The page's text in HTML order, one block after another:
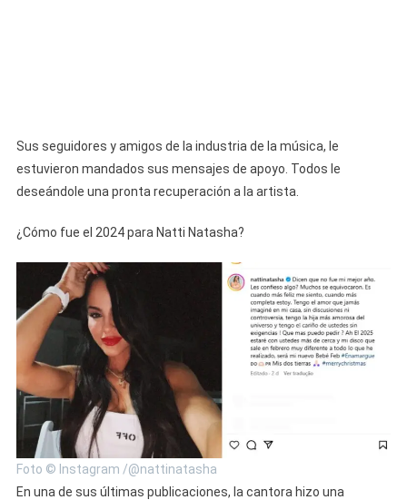
Sus seguidores y amigos de la industria de la música, le
estuvieron mandados sus mensajes de apoyo. Todos le
deseándole una pronta recuperación a la artista.
¿Cómo fue el 2024 para Natti Natasha?
Foto © Instagram /@nattinatasha
En una de sus últimas publicaciones, la cantora hizo una